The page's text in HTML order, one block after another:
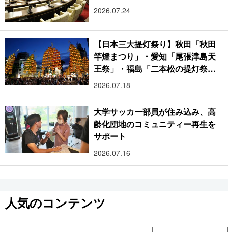
2026.07.24
【日本三大提灯祭り】秋田「秋田
竿燈まつり」・愛知「尾張津島天
王祭」・福島「二本松の提灯祭
り」:おびただしい灯火が夜空を照
2026.07.18
大学サッカー部員が住み込み、高
齢化団地のコミュニティー再生を
サポート
2026.07.16
人気のコンテンツ